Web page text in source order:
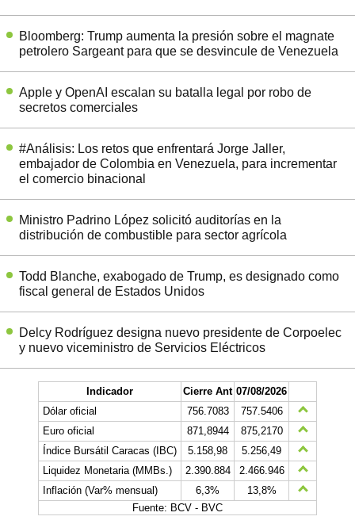
Bloomberg: Trump aumenta la presión sobre el magnate
petrolero Sargeant para que se desvincule de Venezuela
Apple y OpenAI escalan su batalla legal por robo de
secretos comerciales
#Análisis: Los retos que enfrentará Jorge Jaller,
embajador de Colombia en Venezuela, para incrementar
el comercio binacional
Ministro Padrino López solicitó auditorías en la
distribución de combustible para sector agrícola
Todd Blanche, exabogado de Trump, es designado como
fiscal general de Estados Unidos
Delcy Rodríguez designa nuevo presidente de Corpoelec
y nuevo viceministro de Servicios Eléctricos
Indicador Cierre Ant 07/08/2026
Dólar oficial
756.7083
757.5406
Euro oficial
871,8944
875,2170
Índice Bursátil Caracas (IBC)
5.158,98
5.256,49
Liquidez Monetaria (MMBs.)
2.390.884
2.466.946
Inflación (Var% mensual)
6,3%
13,8%
Fuente: BCV - BVC